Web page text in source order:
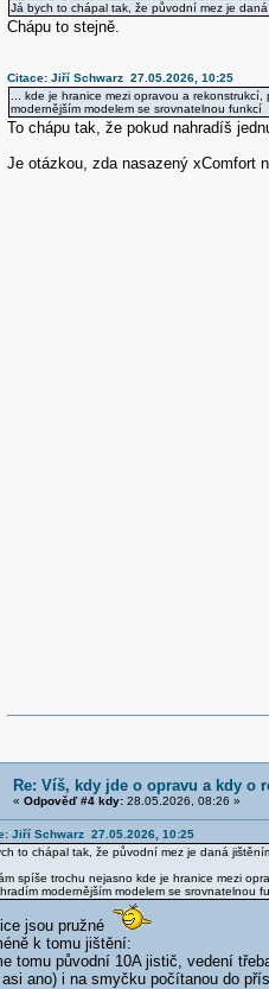
Já bych to chápal tak, že původní mez je
Chápu to stejně.
Citace: Jiří Schwarz 27.05.2026, 10:25
... kde je hranice mezi opravou a
modernějším modelem se srovnatelnou funkcí
To chápu tak, že pokud nahradíš
Je otázkou, zda nasazený xComfort
Re: Víš, kdy jde o opravu a kdy o
« Odpověď #4 kdy:28.05.2026, 08:26 »
Jiří Schwarz 27.05.2026, 10:25
to chápal tak, že původní mez je daná
spíše trochu nejasno kde je hranice mezi
modernějším modelem se srovnatelnou
jsou pružné
k tomu jištění:
tomu původní 10A jistič, vedení
ano) i na smyčku počítanou do